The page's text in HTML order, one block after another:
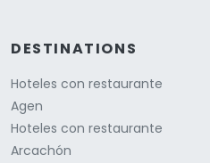
DESTINATIONS
Hoteles con restaurante
Agen
Hoteles con restaurante
Arcachón